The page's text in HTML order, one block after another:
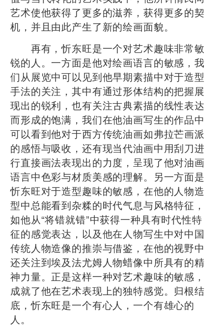
艺术使他获得了更多的滋养，获得更多的契
机，并且由此产生了新的绘画面貌。
再有，忻东旺是一个对艺术趣味非常敏
锐的人。一方面是他对绘画语言的敏感，我
们从展览中可以见到他早期素描中对于造型
手法的关注，其中有通过形体结构的把握展
现出的锐利，也有关注古典素描的线性表达
而形成的饱满，我们在他油画写生的作品中
可以看到他对于西方传统油画如弗拉芒画派
的感悟与吸收，还有现当代油画中用刮刀进
行直接画法表现出的力度，呈现了他对油画
语言中色彩与材质美感的理解。另一方面是
忻东旺对于造型趣味的敏感，在他的人物造
型中总能看到杂糅的时代气息与风格特征，
如他从“将错就错”中获得一种具有时代性特
征的感觉表达，以及他在人物写生中对中国
传统人物造像的推崇与借鉴，在他的视野中
还关注到埃及法尤姆人物蜡像中所具有的精
神力量。正是这样一种对艺术趣味的敏感，
成就了他在艺术表现上的独特感觉。归根结
底，忻东旺是一个有心人，一个有雄心的
人。